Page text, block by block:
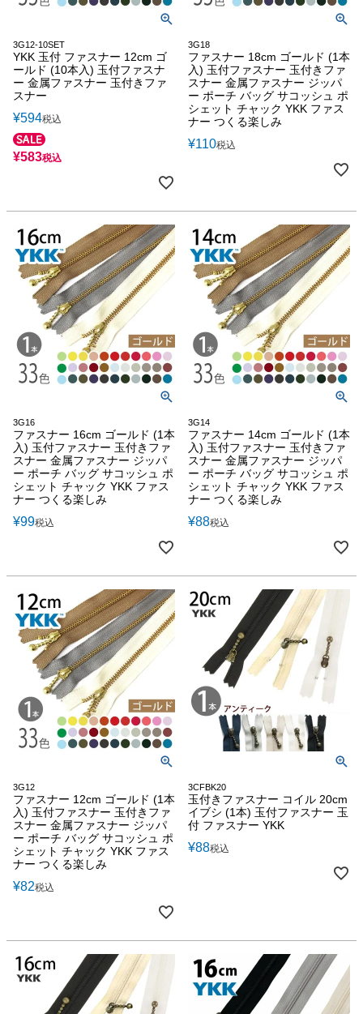
3G12-10SET
YKK 玉付 ファスナー 12cm ゴ
ールド (10本入) 玉付ファスナ
ー 金属ファスナー 玉付きファ
スナー
¥594税込
¥583税込
3G18
ファスナー 18cm ゴールド (1本
入) 玉付ファスナー 玉付きファ
スナー 金属ファスナー ジッパ
ー ポーチ バッグ サコッシュ ポ
シェット チャック YKK ファス
ナー つくる楽しみ
¥110税込
3G16
ファスナー 16cm ゴールド (1本
入) 玉付ファスナー 玉付きファ
スナー 金属ファスナー ジッパ
ー ポーチ バッグ サコッシュ ポ
シェット チャック YKK ファス
ナー つくる楽しみ
¥99税込
3G14
ファスナー 14cm ゴールド (1本
入) 玉付ファスナー 玉付きファ
スナー 金属ファスナー ジッパ
ー ポーチ バッグ サコッシュ ポ
シェット チャック YKK ファス
ナー つくる楽しみ
¥88税込
3G12
ファスナー 12cm ゴールド (1本
入) 玉付ファスナー 玉付きファ
スナー 金属ファスナー ジッパ
ー ポーチ バッグ サコッシュ ポ
シェット チャック YKK ファス
ナー つくる楽しみ
¥82税込
3CFBK20
玉付きファスナー コイル 20cm
イブシ (1本) 玉付ファスナー 玉
付 ファスナー YKK
¥88税込